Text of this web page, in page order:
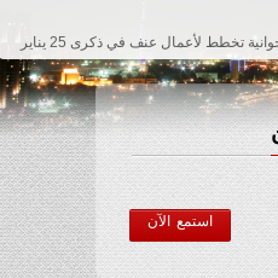
تخطط لأعمال عنف في ذكرى 25 يناير
استمع الآن